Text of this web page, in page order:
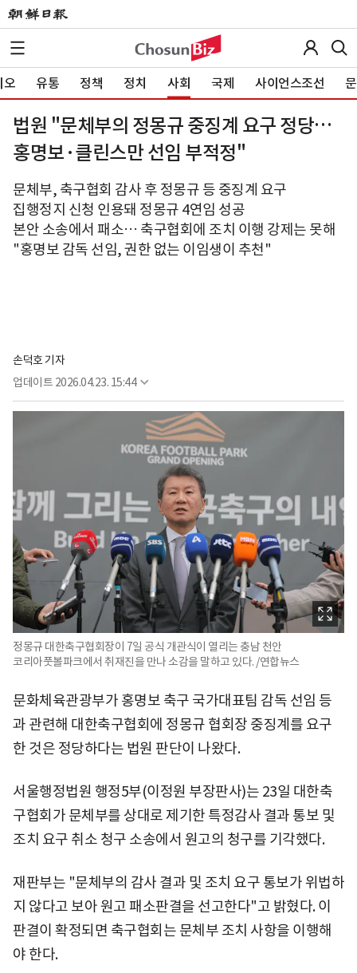
오 유통 정책 정치 사회 국제 사이언스조선
법원 "문체부의 정몽규 중징계 요구 정당…
홍명보·클린스만 선임 부적정"
문체부, 축구협회 감사 후 정몽규 등 중징계 요구
집행정지 신청 인용돼 정몽규 4연임 성공
본안 소송에서 패소… 축구협회에 조치 이행 강제는 못해
"홍명보 감독 선임, 권한 없는 이임생이 추천"
손덕호 기자
업데이트 2026.04.23. 15:44
정몽규 대한축구협회장이 7일 공식 개관식이 열리는 충남 천안
코리아풋볼파크에서 취재진을 만나 소감을 말하고 있다. /연합뉴스
문화체육관광부가 홍명보 축구 국가대표팀 감독 선임 등
과 관련해 대한축구협회에 정몽규 협회장 중징계를 요구
한 것은 정당하다는 법원 판단이 나왔다.
서울행정법원 행정5부(이정원 부장판사)는 23일 대한축
구협회가 문체부를 상대로 제기한 특정감사 결과 통보 및
조치 요구 취소 청구 소송에서 원고의 청구를 기각했다.
재판부는 "문체부의 감사 결과 및 조치 요구 통보가 위법하
지 않다고 보아 원고 패소판결을 선고한다"고 밝혔다. 이
판결이 확정되면 축구협회는 문체부 조치 사항을 이행해
야 한다.